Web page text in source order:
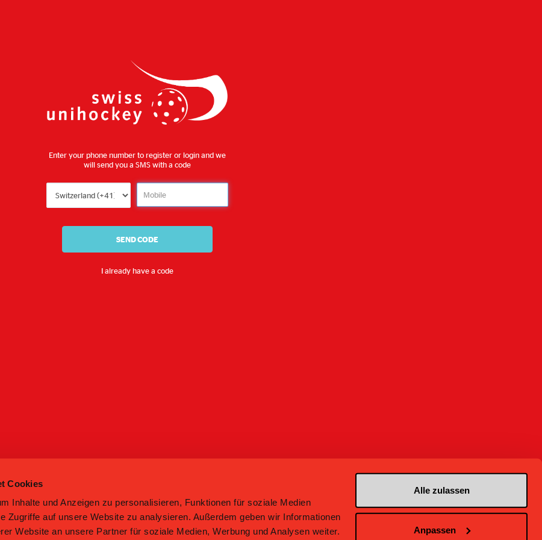
Cookies
Inhalte und Anzeigen zu personalisieren, Funktionen für soziale Medien
Zugriffe auf unsere Website zu analysieren. Außerdem geben wir Informationen
Website an unsere Partner für soziale Medien, Werbung und Analysen weiter.
Alle zulassen
Anpassen
Enter your phone number to register or login and we
will send you a SMS with a code
SEND CODE
I already have a code